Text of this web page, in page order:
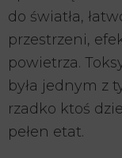
do światła,
przestrzeni,
powietrza.
była jednym z
rzadko ktoś
pełen etat.